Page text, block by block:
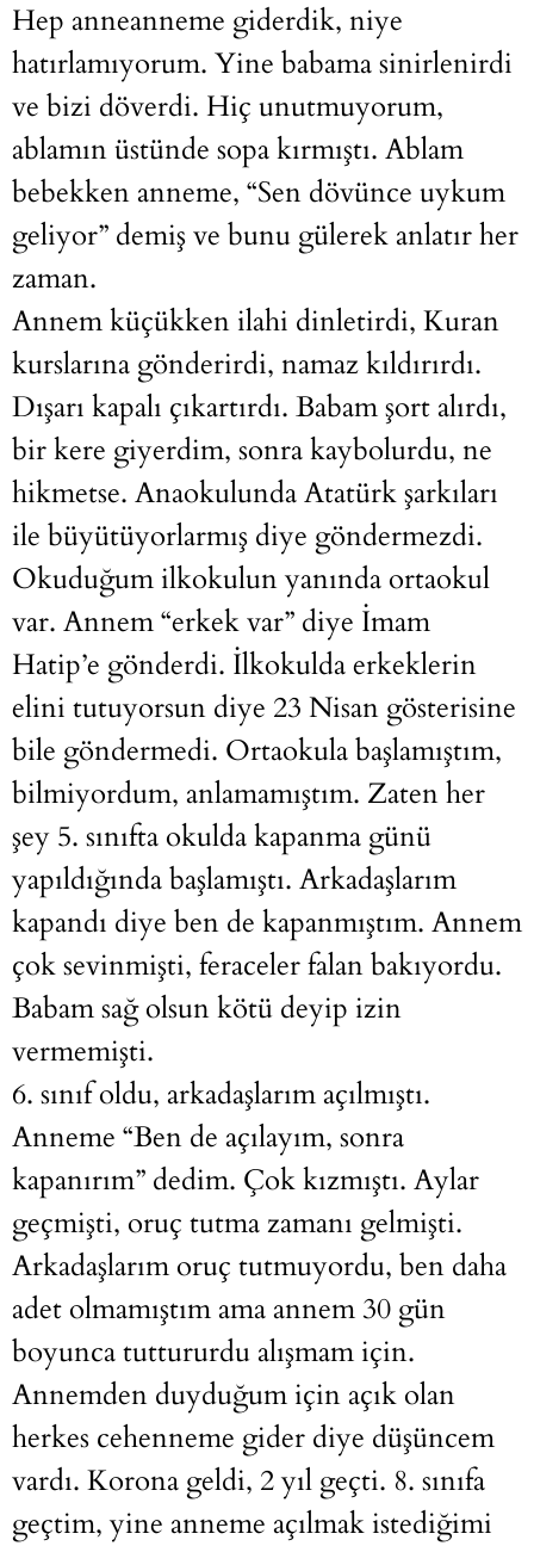
Hep anneanneme giderdik, niye
hatırlamıyorum. Yine babama sinirlenirdi
ve bizi döverdi. Hiç unutmuyorum,
ablamın üstünde sopa kırmıştı. Ablam
bebekken anneme, “Sen dövünce uykum
geliyor” demiş ve bunu gülerek anlatır her
zaman.
Annem küçükken ilahi dinletirdi, Kuran
kurslarına gönderirdi, namaz kıldırırdı.
Dışarı kapalı çıkartırdı. Babam şort alırdı,
bir kere giyerdim, sonra kaybolurdu, ne
hikmetse. Anaokulunda Atatürk şarkıları
ile büyütüyorlarmış diye göndermezdi.
Okuduğum ilkokulun yanında ortaokul
var. Annem “erkek var” diye İmam
Hatip’e gönderdi. İlkokulda erkeklerin
elini tutuyorsun diye 23 Nisan gösterisine
bile göndermedi. Ortaokula başlamıştım,
bilmiyordum, anlamamıştım. Zaten her
şey 5. sınıfta okulda kapanma günü
yapıldığında başlamıştı. Arkadaşlarım
kapandı diye ben de kapanmıştım. Annem
çok sevinmişti, feraceler falan bakıyordu.
Babam sağ olsun kötü deyip izin
vermemişti.
6. sınıf oldu, arkadaşlarım açılmıştı.
Anneme “Ben de açılayım, sonra
kapanırım” dedim. Çok kızmıştı. Aylar
geçmişti, oruç tutma zamanı gelmişti.
Arkadaşlarım oruç tutmuyordu, ben daha
adet olmamıştım ama annem 30 gün
boyunca tuttururdu alışmam için.
Annemden duyduğum için açık olan
herkes cehenneme gider diye düşüncem
vardı. Korona geldi, 2 yıl geçti. 8. sınıfa
geçtim, yine anneme açılmak istediğimi